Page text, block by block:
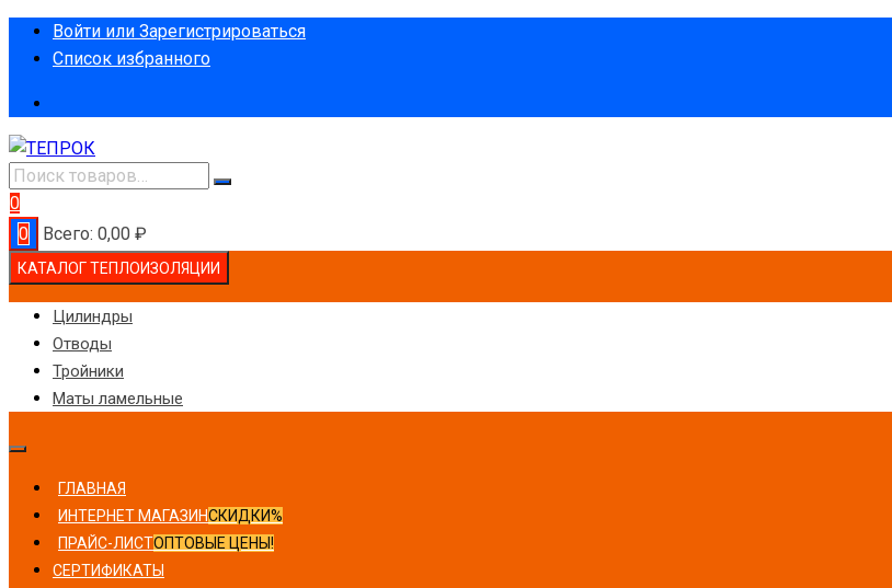
ПерейтиВойти или Зарегистрироваться
Список избранного
0
0
Всего: 0,00 ₽
КАТАЛОГ ТЕПЛОИЗОЛЯЦИИ
Цилиндры
Отводы
Тройники
Маты ламельные
ГЛАВНАЯ
ИНТЕРНЕТ МАГАЗИНСКИДКИ%
ПРАЙС-ЛИСТОПТОВЫЕ ЦЕНЫ!
СЕРТИФИКАТЫ